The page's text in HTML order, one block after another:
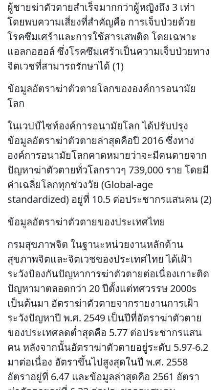
ผู้ชายฆ่าตัวตายสำเร็จมากกว่าผู้หญิงถึง 3 เท่า
โดยพบความเสี่ยงที่สำคัญคือ การเจ็บป่วยด้วย
โรคซึมเศร้าและการใช้สารเสพติด โดยเฉพาะ
แอลกอฮอล์ ซึ่งโรคซึมเศร้าเป็นความเจ็บป่วยทาง
จิตเวชที่สามารถรักษาได้ (1)
ข้อมูลอัตราฆ่าตัวตายโลกขององค์การอนามัย
โลก
ในเวปป์ไซท์องค์การอนามัยโลก ได้ปรับปรุง
ข้อมูลอัตราฆ่าตัวตายล่าสุดคือปี 2016 ซึ่งทาง
องค์การอนามัยโลกคาดหมายว่าจะมีคนตายจาก
ปัญหาฆ่าตัวตายทั่วโลกราวๆ 739,000 ราย โดยมี
ค่าเฉลี่ยโลกทุกช่วงวัย (Global-age
standardized) อยู่ที่ 10.5 ต่อประชากรแสนคน (2)
ข้อมูลอัตราฆ่าตัวตายของประเทศไทย
กรมสุขภาพจิต ในฐานะหน่วยงานหลักด้าน
สุขภาพจิตและจิตเวชของประเทศไทย ได้เฝ้า
ระวังป้องกันปัญหาการฆ่าตัวตายต่อเนื่องเกาะติด
ปัญหามาตลอดกว่า 20 ปีตั้งแต่ทศวรรษ 2000s
เป็นต้นมา อัตราฆ่าตัวตายจากรายงานการเฝ้า
ระวังปัญหาปี พ.ศ. 2549 เป็นปีที่อัตราฆ่าตัวตาย
ของประเทศลดต่ำสุดคือ 5.77 ต่อประชากรแสน
คน หลังจากนั้นอัตราฆ่าตัวตายอยู่ระดับ 5.97-6.2
มาต่อเนื่อง อัตราขึ้นไปสูงสุดในปี พ.ศ. 2558
อัตราอยู่ที่ 6.47 และข้อมูลล่าสุดคือ 2561 อัตรา